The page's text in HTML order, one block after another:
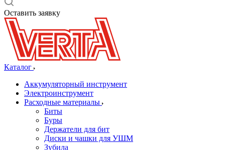
Оставить заявку
Каталог
Аккумуляторный инструмент
Электроинструмент
Расходные материалы
Биты
Буры
Держатели для бит
Диски и чашки для УШМ
Зубила